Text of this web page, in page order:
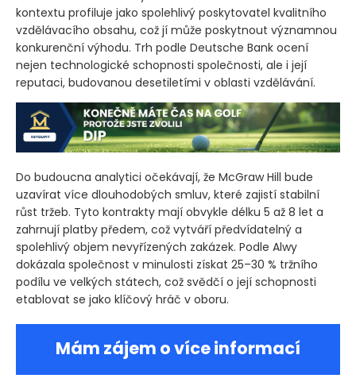
kontextu profiluje jako spolehlivý poskytovatel kvalitního
vzdělávacího obsahu, což jí může poskytnout významnou
konkurenční výhodu. Trh podle Deutsche Bank ocení
nejen technologické schopnosti společnosti, ale i její
reputaci, budovanou desetiletími v oblasti vzdělávání.
Do budoucna analytici očekávají, že McGraw Hill bude
uzavírat více dlouhodobých smluv, které zajistí stabilní
růst tržeb. Tyto kontrakty mají obvykle délku 5 až 8 let a
zahrnují platby předem, což vytváří předvídatelný a
spolehlivý objem nevyřízených zakázek. Podle Alwy
dokázala společnost v minulosti získat 25–30 % tržního
podílu ve velkých státech, což svědčí o její schopnosti
etablovat se jako klíčový hráč v oboru.
Mám zájem o více informací